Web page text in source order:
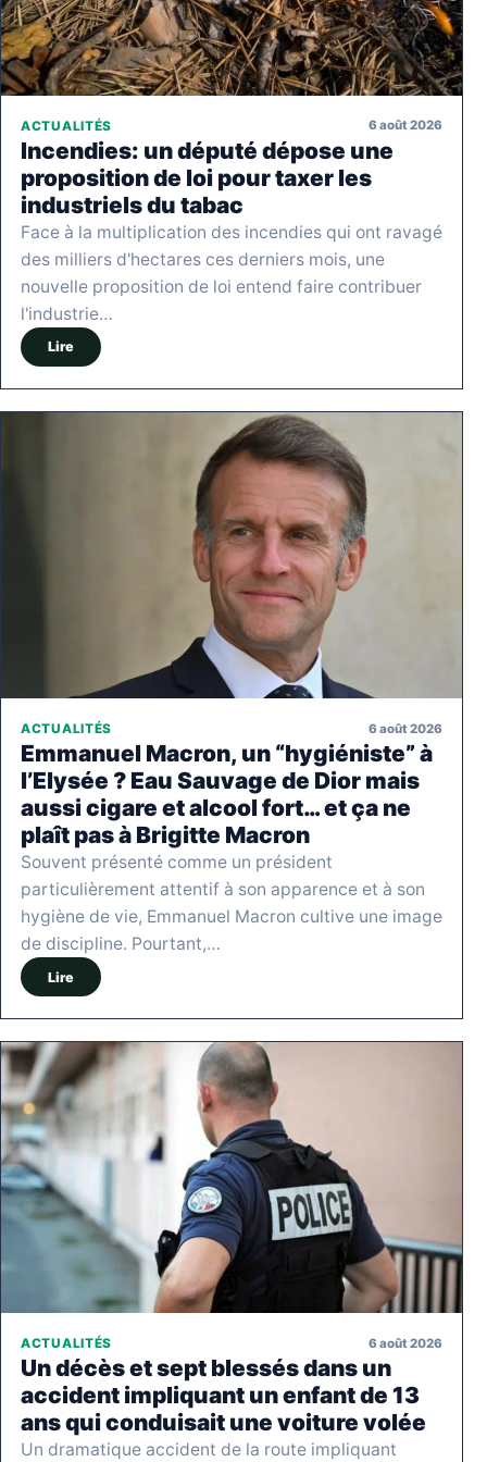
ACTUALITÉS 6 août 2026
Incendies: un député dépose une
proposition de loi pour taxer les
industriels du tabac
Face à la multiplication des incendies qui ont ravagé
des milliers d'hectares ces derniers mois, une
nouvelle proposition de loi entend faire contribuer
l'industrie…
Lire
ACTUALITÉS 6 août 2026
Emmanuel Macron, un “hygiéniste” à
l’Elysée ? Eau Sauvage de Dior mais
aussi cigare et alcool fort… et ça ne
plaît pas à Brigitte Macron
Souvent présenté comme un président
particulièrement attentif à son apparence et à son
hygiène de vie, Emmanuel Macron cultive une image
de discipline. Pourtant,…
Lire
ACTUALITÉS 6 août 2026
Un décès et sept blessés dans un
accident impliquant un enfant de 13
ans qui conduisait une voiture volée
Un dramatique accident de la route impliquant